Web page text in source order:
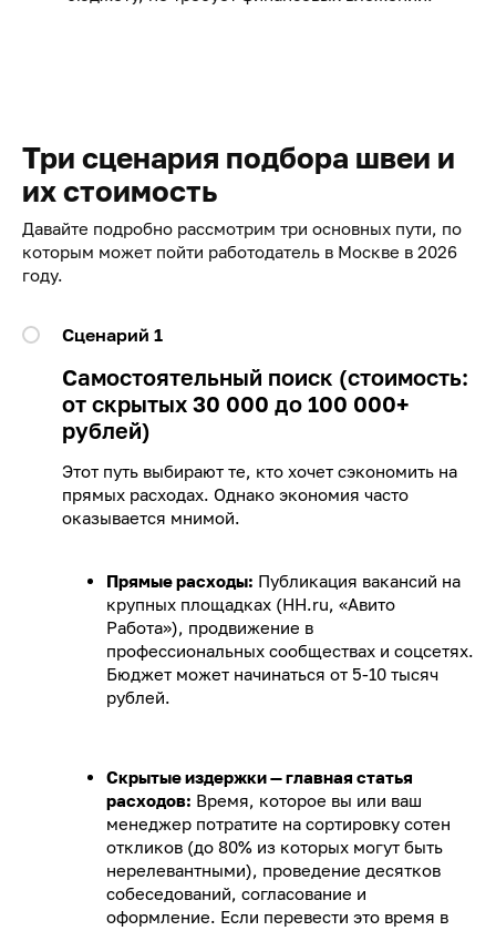
Три сценария подбора швеи и
их стоимость
Давайте подробно рассмотрим три основных пути, по
которым может пойти работодатель в Москве в 2026
году.
Сценарий 1
Самостоятельный поиск (стоимость:
от скрытых 30 000 до 100 000+
рублей)
Этот путь выбирают те, кто хочет сэкономить на
прямых расходах. Однако экономия часто
оказывается мнимой.
Прямые расходы: Публикация вакансий на
крупных площадках (HH.ru, «Авито
Работа»), продвижение в
профессиональных сообществах и соцсетях.
Бюджет может начинаться от 5-10 тысяч
рублей.
Скрытые издержки — главная статья
расходов: Время, которое вы или ваш
менеджер потратите на сортировку сотен
откликов (до 80% из которых могут быть
нерелевантными), проведение десятков
собеседований, согласование и
оформление. Если перевести это время в